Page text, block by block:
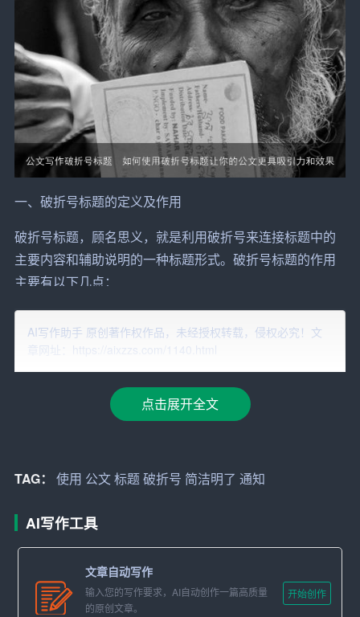
一、破折号标题的定义及作用
破折号标题，顾名思义，就是利用破折号来连接标题中的
主要内容和辅助说明的一种标题形式。破折号标题的作用
主要有以下几点：
1. 突出主题：通过破折号来强调公文的主题，使读者一眼
就能看出公文的核心内容。
2. 解释说明：破折号后的内容可以对标题进行进一步的解
释和说明，使读者更容易理解公文的背景和目的。
4. 明确指示：破折号后的内容可以对读者的行动进行明确
的指示，如“关于加强作风建设的
确了公文的对象和目的。
二、破折号标题的写作技巧
简洁明了
：破折号标题应尽量简洁明了，避免冗长的表
AI写作助手 原创著作权作品，未经授权转载，侵权必究！文
章网址：https://aixzzs.com/1140.html
点击展开全文
TAG： 使用 公文标题破折号 简洁明了 通知
AI写作工具
文章自动写作
输入您的写作要求，AI自动创作一篇高质量
的原创文章。
开始创作